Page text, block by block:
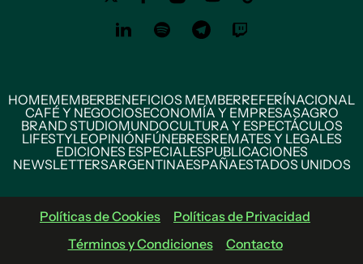
HOMEMEMBERBENEFICIOS MEMBERREFERÍNACIONAL
CAFÉ Y NEGOCIOSECONOMÍA Y EMPRESASAGRO
BRAND STUDIOMUNDOCULTURA Y ESPECTÁCULOS
LIFESTYLEOPINIÓNFÚNEBRESREMATES Y LEGALES
EDICIONES ESPECIALESPUBLICACIONES
NEWSLETTERSARGENTINAESPAÑAESTADOS UNIDOS
Políticas de Cookies
Políticas de Privacidad
Términos y Condiciones
Contacto